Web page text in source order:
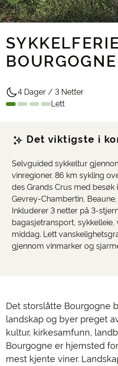
4 Dager / 3 Netter
Lett
Det viktigste i
Selvguided sykkeltur
vinregioner. 86 km sykling
des Grands Crus med besøk
Gevrey-Chambertin,
Inkluderer 3 netter på 3-
bagasjetransport, sykkelleie,
middag. Lett
gjennom vinmarker og
Det storslåtte Bourgogne
landskap og byer preget
kultur, kirkesamfunn,
Bourgogne er hjemsted
mest kjente viner.